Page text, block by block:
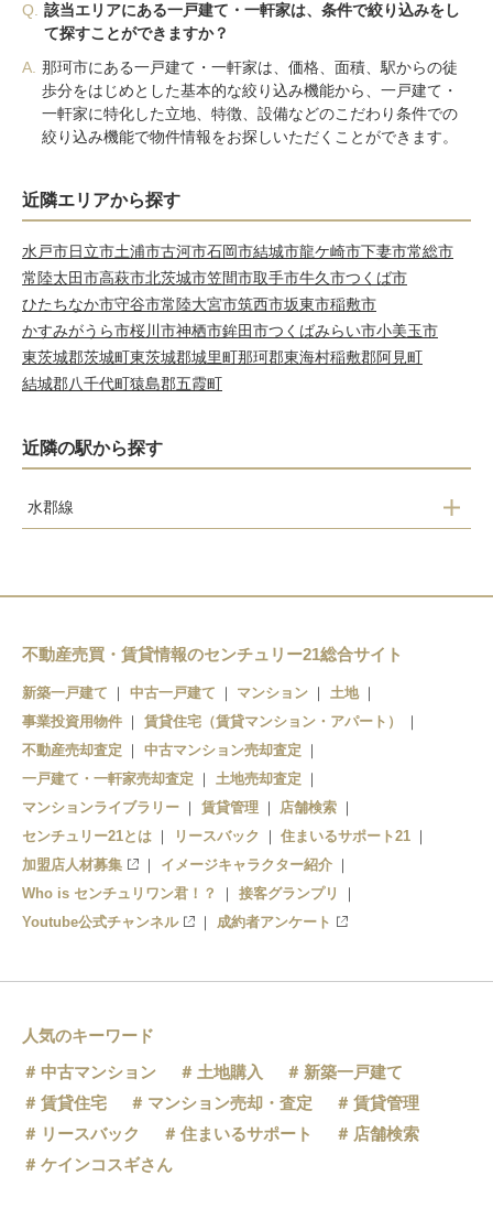
Q.
該当エリアにある一戸建て・一軒家は、条件で絞り込みをし
て探すことができますか？
A. 那珂市にある一戸建て・一軒家は、価格、面積、駅からの徒
歩分をはじめとした基本的な絞り込み機能から、一戸建て・
一軒家に特化した立地、特徴、設備などのこだわり条件での
絞り込み機能で物件情報をお探しいただくことができます。
近隣エリアから探す
水戸市日立市土浦市古河市石岡市結城市龍ケ崎市下妻市常総市
常陸太田市高萩市北茨城市笠間市取手市牛久市つくば市
ひたちなか市守谷市常陸大宮市筑西市坂東市稲敷市
かすみがうら市桜川市神栖市鉾田市つくばみらい市小美玉市
東茨城郡茨城町東茨城郡城里町那珂郡東海村稲敷郡阿見町
結城郡八千代町猿島郡五霞町
近隣の駅から探す
水郡線
下菅谷駅
中菅谷駅
上菅谷駅
南酒出駅
額田駅
常陸鴻巣駅
瓜連駅
静駅
不動産売買・賃貸情報のセンチュリー21総合サイト
新築一戸建て 中古一戸建て マンション
土地
事業投資用物件
賃貸住宅（賃貸マンション・アパート）
不動産売却査定
中古マンション売却査定
一戸建て・一軒家売却査定
土地売却査定
マンションライブラリー
賃貸管理
店舗検索
センチュリー21とは
リースバック
住まいるサポート21
加盟店人材募集
イメージキャラクター紹介
Who is センチュリワン君！？
接客グランプリ
Youtube公式チャンネル
成約者アンケート
人気のキーワード
中古マンション
土地購入
新築一戸建て
賃貸住宅
マンション売却・査定
賃貸管理
リースバック
住まいるサポート
店舗検索
ケインコスギさん